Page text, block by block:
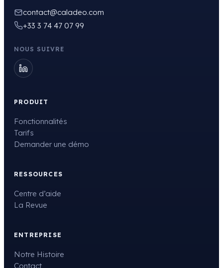
contact@caladeo.com
+33 3 74 47 07 99
NOUS SUIVRE
PRODUIT
Fonctionnalités
Tarifs
Demander une démo
RESSOURCES
Centre d’aide
La Revue
ENTREPRISE
Notre Histoire
Contact